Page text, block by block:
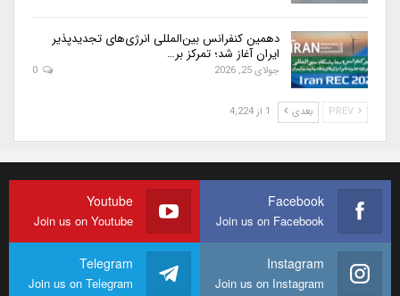
دهمین کنفرانس بین‌المللی انرژی‌های تجدیدپذیر
ایران آغاز شد؛ تمرکز بر…
جولای 25, 2026
بعدی 1 از 4,224
Facebook
Join us on Facebook
Youtube
Join us on Youtube
Instagram
Join us on Instagram
Telegram
Join us on Telegram